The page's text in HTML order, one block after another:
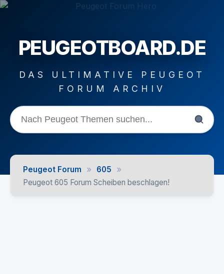
PEUGEOTBOARD.DE
DAS ULTIMATIVE PEUGEOT
FORUM ARCHIV
Peugeot Forum » 605 »
Peugeot 605 Forum Scheiben beschlagen!